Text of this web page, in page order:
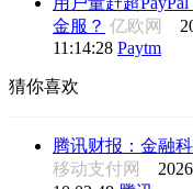
金服？ 亿欧网
11:14:28 Paytm
猜你喜欢
腾讯财报：金融
移动支付网